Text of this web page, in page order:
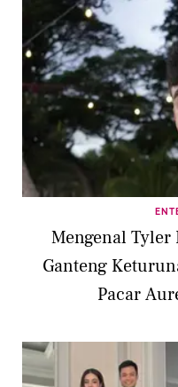
Mengenal
Ganteng
Pacar